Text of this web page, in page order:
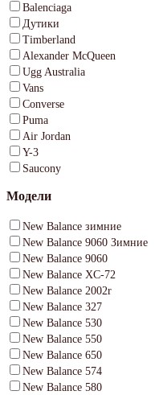
Balenciaga
Дутики
Timberland
Alexander McQueen
Ugg Australia
Vans
Converse
Puma
Air Jordan
Y-3
Saucony
Модели
New Balance зимние
New Balance 9060 Зимние
New Balance 9060
New Balance XC-72
New Balance 2002r
New Balance 327
New Balance 530
New Balance 550
New Balance 650
New Balance 574
New Balance 580